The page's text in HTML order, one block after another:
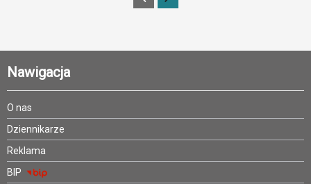
Nawigacja
O nas
Dziennikarze
Reklama
BIP